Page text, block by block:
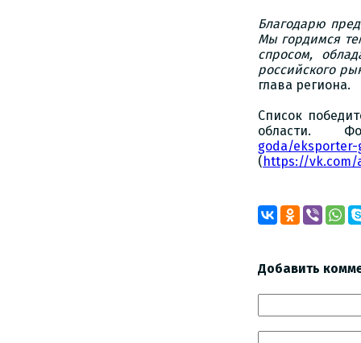
Благодарю
Мы гордимся
спросом,
российского
глава региона.
Список
области.
goda/eksporter-
( https://vk.com/
Добавить